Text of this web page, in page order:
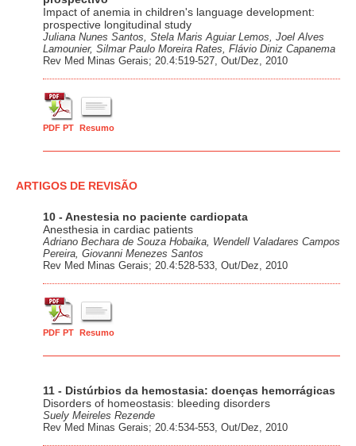
Impact of anemia in children's language development:
prospective longitudinal study
Juliana Nunes Santos, Stela Maris Aguiar Lemos, Joel Alves
Lamounier, Silmar Paulo Moreira Rates, Flávio Diniz Capanema
Rev Med Minas Gerais; 20.4:519-527, Out/Dez, 2010
PDF PT Resumo
ARTIGOS DE REVISÃO
10 - Anestesia no paciente cardiopata
Anesthesia in cardiac patients
Adriano Bechara de Souza Hobaika, Wendell Valadares Campos
Pereira, Giovanni Menezes Santos
Rev Med Minas Gerais; 20.4:528-533, Out/Dez, 2010
PDF PT Resumo
11 - Distúrbios da hemostasia: doenças hemorrágicas
Disorders of homeostasis: bleeding disorders
Suely Meireles Rezende
Rev Med Minas Gerais; 20.4:534-553, Out/Dez, 2010